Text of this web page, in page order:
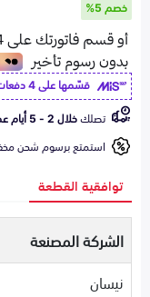
خصم 5%
قسّمها على 4 دفعات ابتداء من
تصلكخلال 2 - 5 أيام عمل
استمتع برسوم شحن
توافقية القطعة
الشركة المصنعة
نيسان